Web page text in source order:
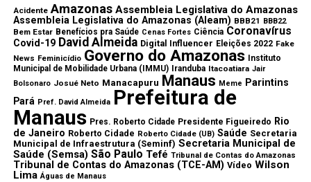
Acidente Amazonas Assembleia Legislativa do Amazonas
Assembleia Legislativa do Amazonas (Aleam) BBB21 BBB22
Bem Estar Benefícios pra Saúde Cenas Fortes Ciência Coronavírus
Covid-19 David Almeida Digital Influencer Eleições 2022 Fake
News Feminicídio Governo do Amazonas Instituto
Municipal de Mobilidade Urbana (IMMU) Iranduba Itacoatiara Jair
Bolsonaro Josué Neto Manacapuru Manaus Meme
Parintins
Pará Pref. David Almeida Prefeitura de
Manaus Pres. Roberto Cidade Presidente Figueiredo Rio
de Janeiro Roberto Cidade Roberto Cidade (UB) Saúde Secretaria
Municipal de Infraestrutura (Seminf) Secretaria Municipal de
Saúde (Semsa) São Paulo Tefé Tribunal de Contas do Amazonas
Tribunal de Contas do Amazonas (TCE-AM) Vídeo Wilson
Lima Águas de Manaus